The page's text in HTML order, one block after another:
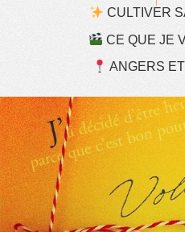
CULTIVER
CE QUE JE
ANGERS